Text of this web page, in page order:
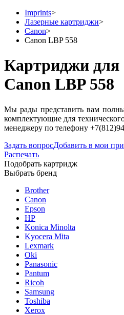
Imprints>
Лазерные картриджи>
Canon>
Canon LBP 558
Картриджи для
Canon LBP 558
Мы рады представить вам
комплектующие для
менеджеру по телефону
Задать вопросДобавить в мои
Распечать
Подобрать картридж
Выбрать бренд
Brother
Canon
Epson
HP
Konica Minolta
Kyocera Mita
Lexmark
Oki
Panasonic
Pantum
Ricoh
Samsung
Toshiba
Xerox